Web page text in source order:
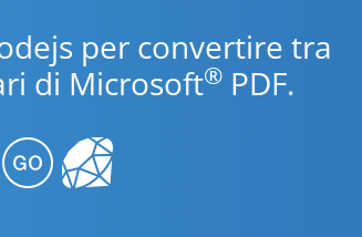
per convertire tra
di Microsoft® PDF.